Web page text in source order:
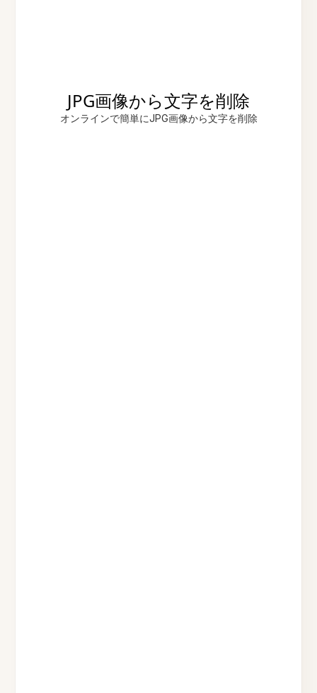
JPG画像から文字を削除
オンラインで簡単にJPG画像から文字を削除